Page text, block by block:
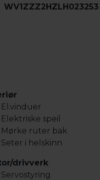
WV1ZZZ2HZLH023253
El.vinduer
Elektriske speil
Mørke ruter bak
Seter i helskinn
drivverk
Servostyring